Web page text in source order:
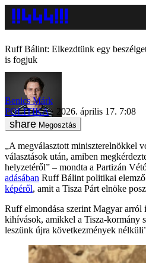
Ruff Bálint: Elkezdtünk egy
is fogjuk
Benics Márk
POLITIKA
2026. április 17. 7:08
Megosztás
„A megválasztott miniszterelnökkel
választások után, amiben
helyzetéről” – mondta a Partizán
adásában Ruff Bálint politikai elemző
képéről, amit a Tisza Párt elnöke
Ruff elmondása szerint Magyar arról
kihívások, amikkel a Tisza-kormány
leszünk újra következmények